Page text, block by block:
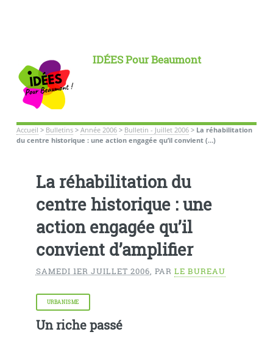
IDÉES Pour Beaumont
Accueil > Bulletins> Année 2006> Bulletin - Juillet 2006> La réhabilitation
du centre historique : une action engagée qu’il convient (…)
La réhabilitation du
centre historique : une
action engagée qu’il
convient d’amplifier
SAMEDI 1ER JUILLET 2006, PAR LE BUREAU
URBANISME
Un riche passé